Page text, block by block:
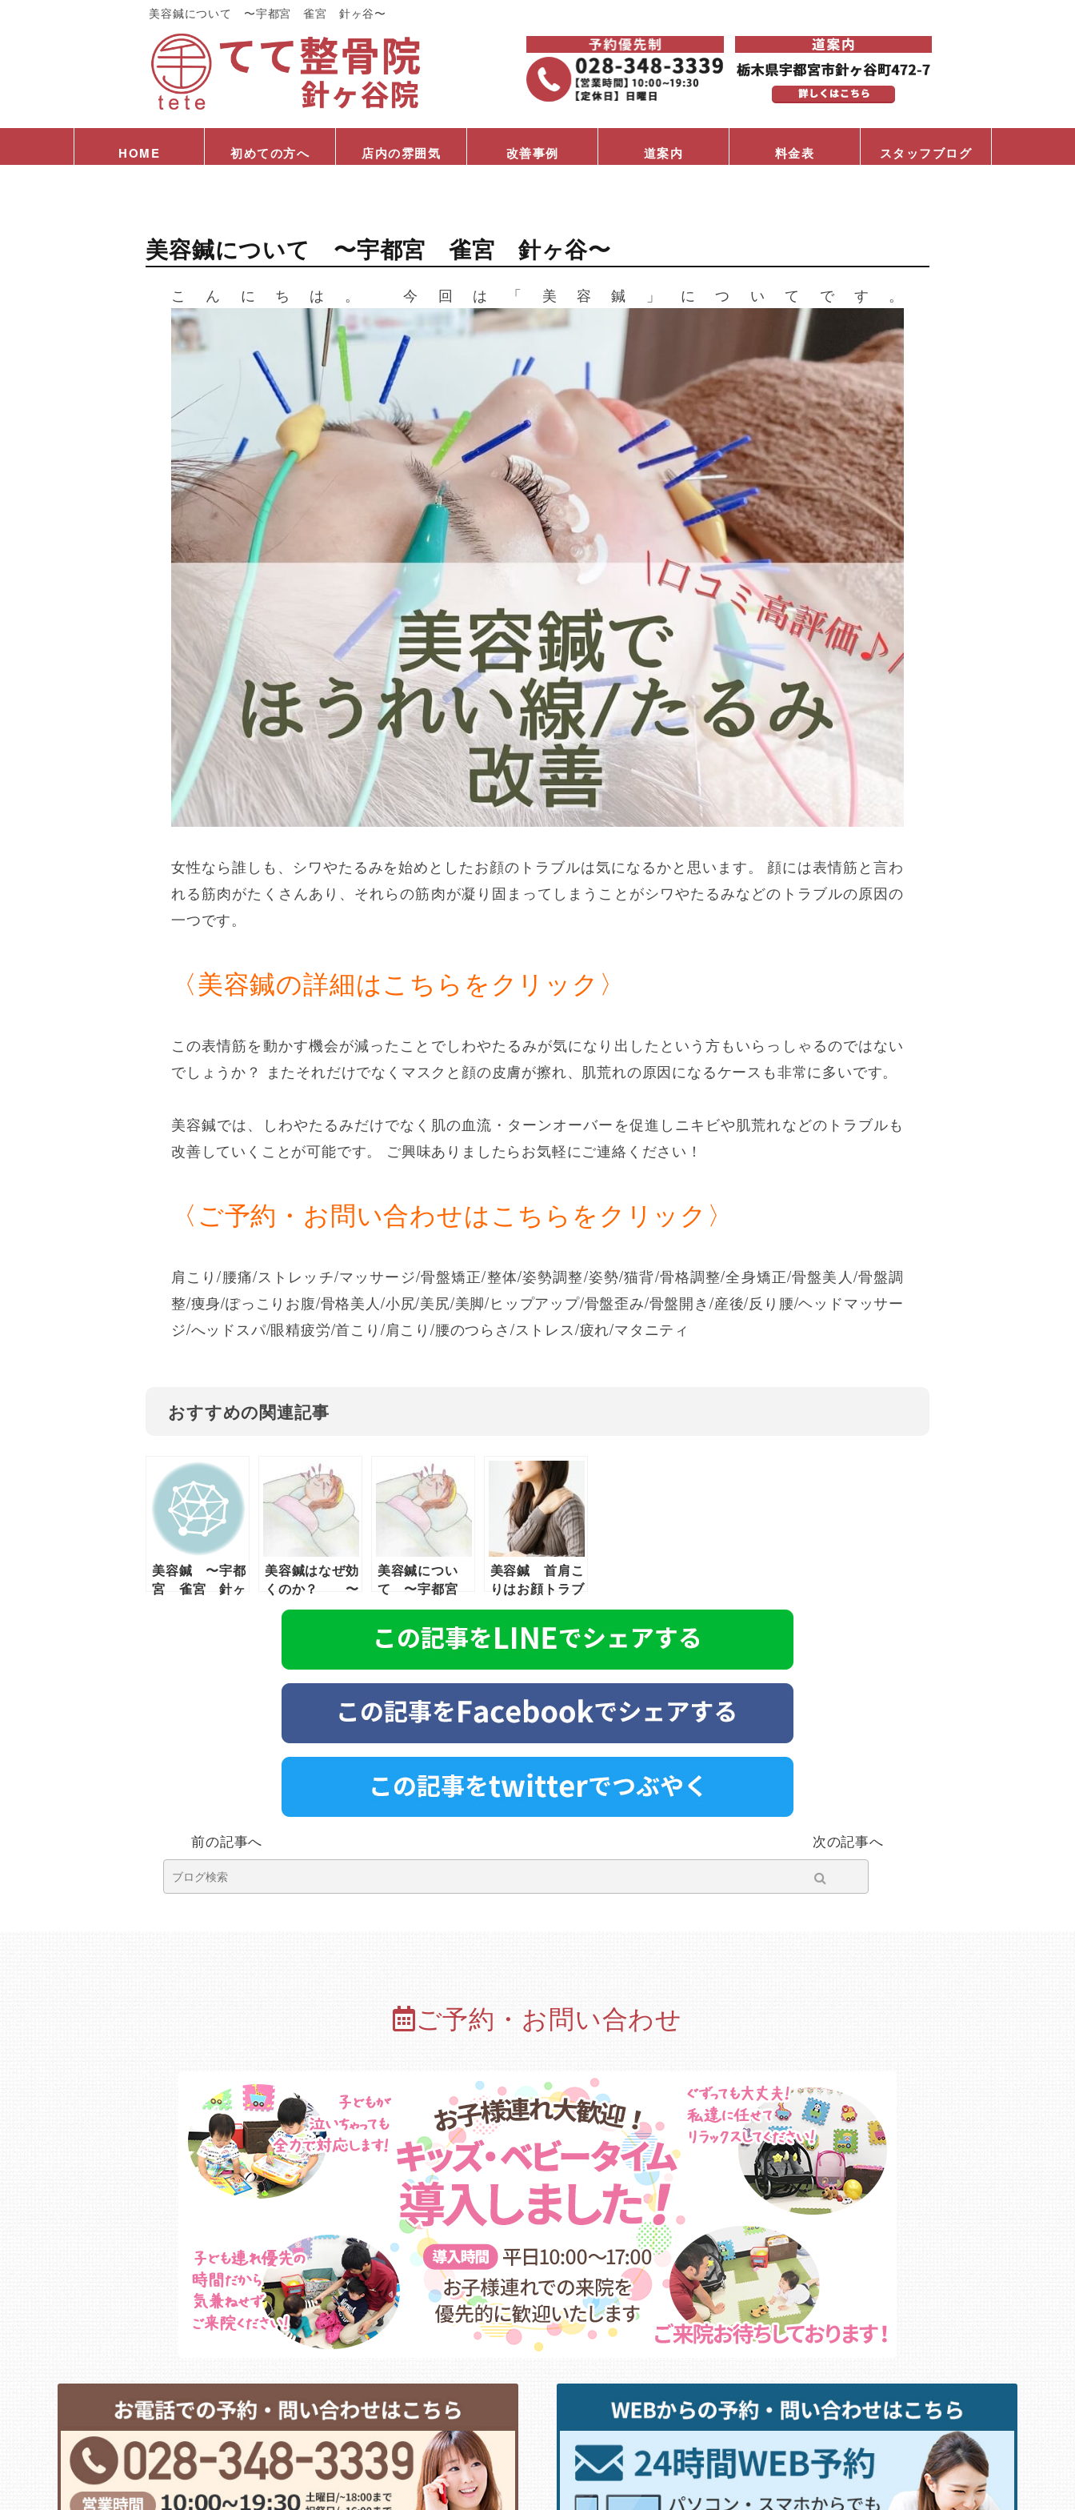
美容鍼について 〜宇都宮 雀宮 針ヶ谷〜
HOME 初めての方へ 店内の雰囲気 改善事例 道案内 料金表 スタッフブログ
美容鍼について 〜宇都宮 雀宮 針ヶ谷〜
こんにちは。 今回は「美容鍼」についてです。
女性なら誰しも、シワやたるみを始めとしたお顔のトラブルは気になるかと思います。 顔には表情筋と言わ
れる筋肉がたくさんあり、それらの筋肉が凝り固まってしまうことがシワやたるみなどのトラブルの原因の
一つです。
〈美容鍼の詳細はこちらをクリック〉
この表情筋を動かす機会が減ったことでしわやたるみが気になり出したという方もいらっしゃるのではない
でしょうか？ またそれだけでなくマスクと顔の皮膚が擦れ、肌荒れの原因になるケースも非常に多いです。
美容鍼では、しわやたるみだけでなく肌の血流・ターンオーバーを促進しニキビや肌荒れなどのトラブルも
改善していくことが可能です。 ご興味ありましたらお気軽にご連絡ください！
〈ご予約・お問い合わせはこちらをクリック〉
肩こり/腰痛/ストレッチ/マッサージ/骨盤矯正/整体/姿勢調整/姿勢/猫背/骨格調整/全身矯正/骨盤美人/骨盤調
整/痩身/ぽっこりお腹/骨格美人/小尻/美尻/美脚/ヒップアップ/骨盤歪み/骨盤開き/産後/反り腰/ヘッドマッサー
ジ/へッドスパ/眼精疲労/首こり/肩こり/腰のつらさ/ストレス/疲れ/マタニティ
おすすめの関連記事
美容鍼 〜宇都
宮 雀宮 針ヶ
美容鍼はなぜ効
くのか？ 〜
宇都宮 雀宮
美容鍼につい
て 〜宇都宮
雀宮 針ヶ谷〜
美容鍼 首肩こ
りはお顔トラブ
ルの原
因！？ 〜宇都
宮 雀宮 針ヶ
前の記事へ 次の記事へ
ご予約・お問い合わせ